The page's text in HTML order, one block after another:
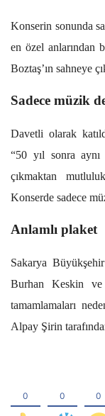
Konserin sonunda
en özel anlarından
Boztaş’ın sahneye
Sadece müzik
Davetli olarak
“50 yıl sonra aynı
çıkmaktan
Konserde sadece
Anlamlı plaket
Sakarya
Burhan Keskin ve
tamamlamaları
Alpay Şirin